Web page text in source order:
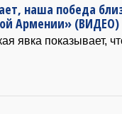
наша победа
Армении» (ВИДЕО)
явка показывает,